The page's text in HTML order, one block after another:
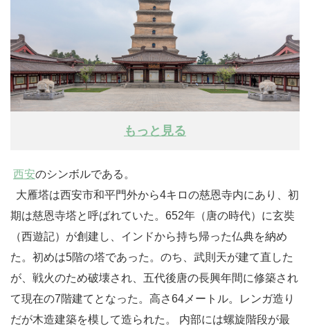
もっと見る
西安のシンボルである。
大雁塔は西安市和平門外から4キロの慈恩寺内にあり、初
期は慈恩寺塔と呼ばれていた。652年（唐の時代）に玄奘
（西遊記）が創建し、インドから持ち帰った仏典を納め
た。初めは5階の塔であった。のち、武則天が建て直した
が、戦火のため破壊され、五代後唐の長興年間に修築され
て現在の7階建てとなった。高さ64メートル。レンガ造り
だが木造建築を模して造られた。 内部には螺旋階段が最